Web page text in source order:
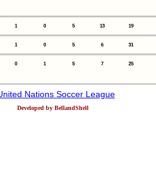
1 0 5 13 19
1 0 5 6 31
0 1 5 7 25
Nations Soccer League
Developed by BellandShell